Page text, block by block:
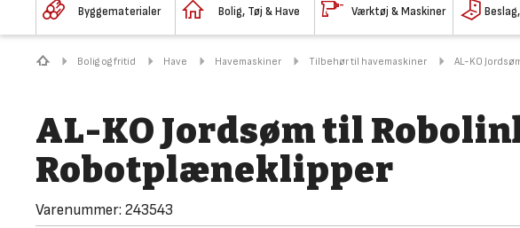
Byggematerialer Bolig, Tøj & Have Værktøj & Maskiner
Bolig og fritid Have Havemaskiner Tilbehør til havemaskiner AL-KO
AL-KO Jordsøm til
Robotplæneklipper
Varenummer: 243543